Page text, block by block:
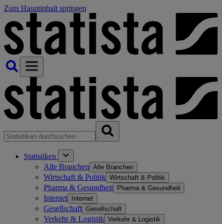
Zum Hauptinhalt springen
Statistiken
Alle Branchen Alle Branchen
Wirtschaft & Politik Wirtschaft & Politik
Pharma & Gesundheit Pharma & Gesundheit
Internet Internet
Gesellschaft Gesellschaft
Verkehr & Logistik Verkehr & Logistik